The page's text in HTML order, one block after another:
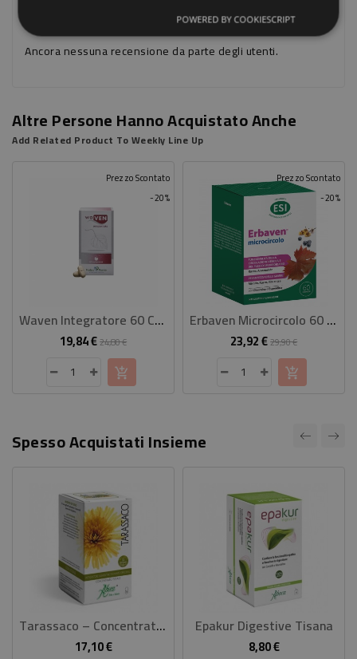
Ancora nessuna recensione da parte degli utenti.
Altre Persone Hanno Acquistato Anche
Add Related Product To Weekly Line Up
-20%
Prezzo Scontato
Waven Integratore 60 Compresse
19,84 €Prezzo
base
24,80 €Prezzo
-20%
Prezzo Scontato
Erbaven Microcircolo 60 Compresse
23,92 €Prezzo
base
29,90 €Prezzo
Spesso Acquistati Insieme
Tarassaco – Concentrato Totale
17,10 €Prezzo
Epakur Digestive Tisana
8,80 €Prezzo
POWERED BY COOKIESCRIPT